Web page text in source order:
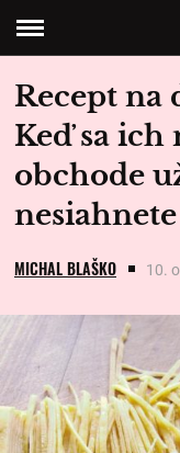
Recept na
Keď sa
obchode
nesiahnete
MICHAL BLAŠKO 10.